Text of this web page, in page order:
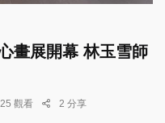
畫展開幕 林玉雪師
觀看 2 分享